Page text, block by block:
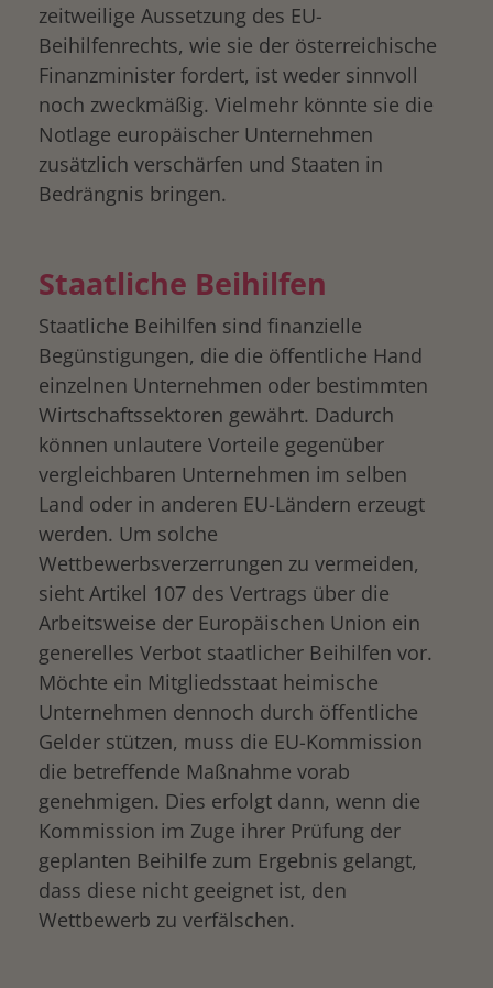
zeitweilige Aussetzung des EU-
Beihilfenrechts, wie sie der österreichische
Finanzminister fordert, ist weder sinnvoll
noch zweckmäßig. Vielmehr könnte sie die
Notlage europäischer Unternehmen
zusätzlich verschärfen und Staaten in
Bedrängnis bringen.
Staatliche Beihilfen
Staatliche Beihilfen sind finanzielle
Begünstigungen, die die öffentliche Hand
einzelnen Unternehmen oder bestimmten
Wirtschaftssektoren gewährt. Dadurch
können unlautere Vorteile gegenüber
vergleichbaren Unternehmen im selben
Land oder in anderen EU-Ländern erzeugt
werden. Um solche
Wettbewerbsverzerrungen zu vermeiden,
sieht Artikel 107 des Vertrags über die
Arbeitsweise der Europäischen Union ein
generelles Verbot staatlicher Beihilfen vor.
Möchte ein Mitgliedsstaat heimische
Unternehmen dennoch durch öffentliche
Gelder stützen, muss die EU-Kommission
die betreffende Maßnahme vorab
genehmigen. Dies erfolgt dann, wenn die
Kommission im Zuge ihrer Prüfung der
geplanten Beihilfe zum Ergebnis gelangt,
dass diese nicht geeignet ist, den
Wettbewerb zu verfälschen.